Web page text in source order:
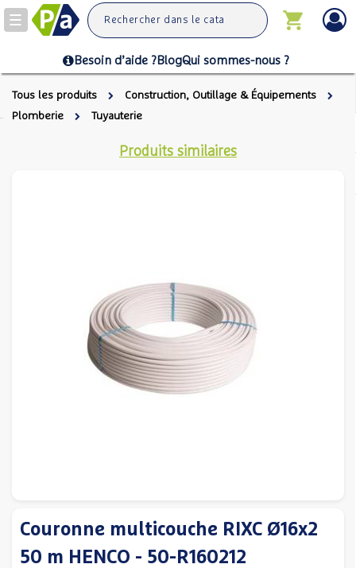
Toggle
navigation
Besoin d’aide ?BlogQui sommes-nous ?
Tous les produits
Construction, Outillage & Équipements
Plomberie
Tuyauterie
Produits similaires
Couronne multicouche RIXC Ø16x2
50 m HENCO - 50-R160212